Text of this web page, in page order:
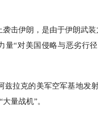
击伊朗，是由于伊朗武装
量“对美国侵略与恶劣行
拉克的美军空军基地发
量战机”。